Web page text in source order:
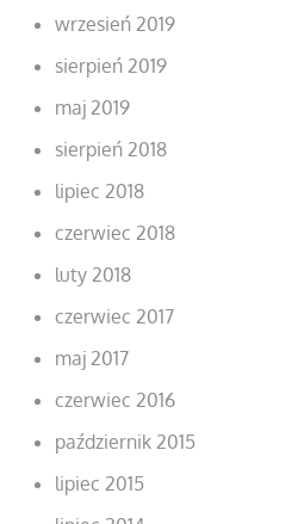
wrzesień 2019
sierpień 2019
maj 2019
sierpień 2018
lipiec 2018
czerwiec 2018
luty 2018
czerwiec 2017
maj 2017
czerwiec 2016
październik 2015
lipiec 2015